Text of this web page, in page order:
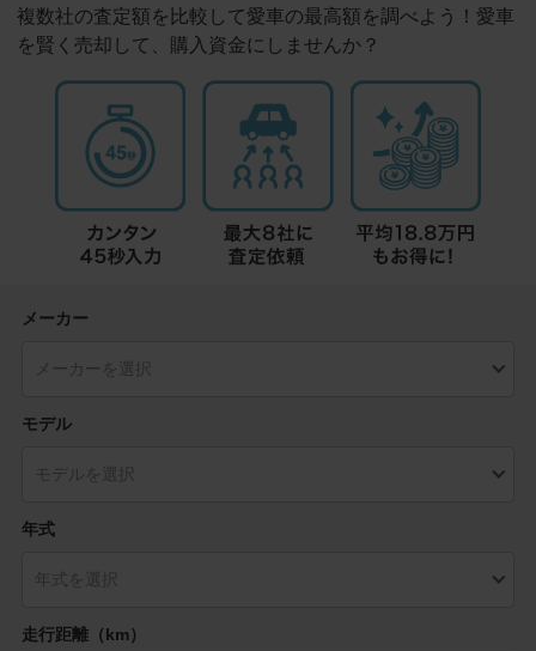
複数社の査定額を比較して愛車の最高額を調べよう！愛車
を賢く売却して、購入資金にしませんか？
メーカー
モデル
年式
走行距離（km）